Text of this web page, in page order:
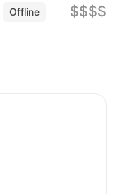
Offline
$$$$